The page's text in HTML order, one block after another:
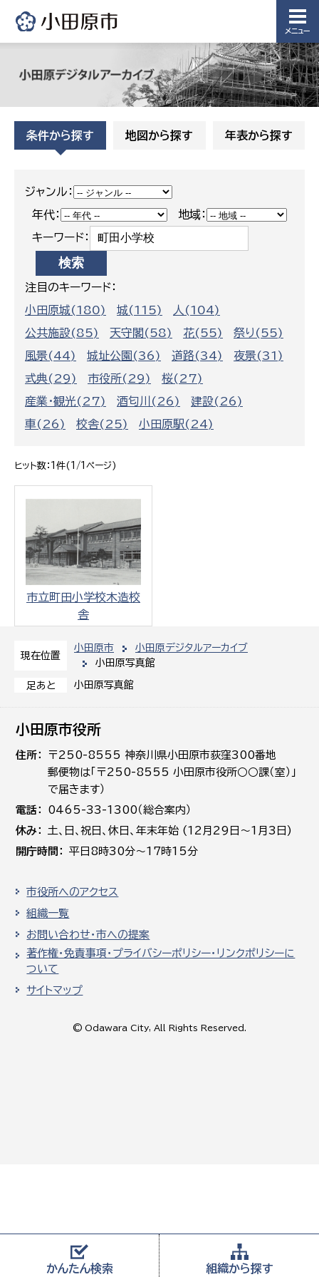
メニュー
かんたん検索 組織から探す
下水道整
備課
浄水管理
課
員会事
務局
会事務局
議会総務
現在位置
小田原市
小田原デジタルアーカイブ
小田原写真館
足あと 小田原写真館
条件から探す 地図から探す 年表から探す
ジャンル：
年代：
地域：
キーワード：
注目のキーワード：
小田原城(180)
城(115)
人(104)
公共施設(85)
天守閣(58) 花(55)
祭り(55)
風景(44)
城址公園(36) 道路(34)
夜景(31)
式典(29)
市役所(29)
桜(27)
産業・観光(27)
酒匂川(26)
建設(26)
車(26)
校舎(25) 小田原駅(24)
ヒット数：1件(1/1ページ)
市立町田小学校木造校
舎
小田原市役所
住所
〒250-8555 神奈川県小田原市荻窪300番地
郵便物は「〒250-8555 小田原市役所○○課（室）」
で届きます）
電話
0465-33-1300（総合案内）
休み
土､日､祝日、休日、年末年始 (12月29日～1月3日)
開庁時間
平日8時30分～17時15分
市役所へのアクセス
組織一覧
お問い合わせ・市への提案
著作権・免責事項・プライバシーポリシー・リンクポリシーに
ついて
サイトマップ
© Odawara City, All Rights Reserved.